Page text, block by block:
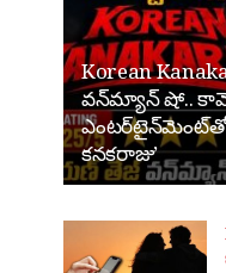
Korean
వన్‌మ్యాన్ షో..
ఎంటర్‌టైన్‌మెంట్‌తో
కనకరాజు’